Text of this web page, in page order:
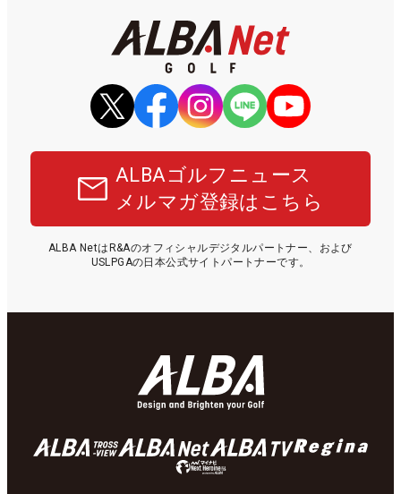
ALBAゴルフニュース
メルマガ登録はこちら
ALBA NetはR&Aのオフィシャルデジタルパートナー、および
USLPGAの日本公式サイトパートナーです。